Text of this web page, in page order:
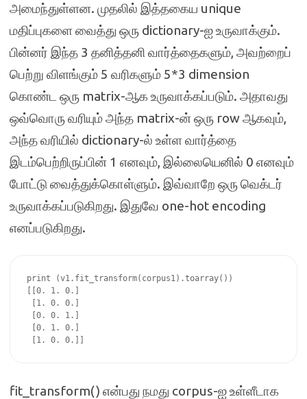
அமைந்துள்ளன. முதலில் இத்தகைய unique
மதிப்புகளை வைத்து ஒரு dictionary-ஐ உருவாக்கும்.
பின்னர் இந்த 3 தனித்தனி வார்த்தைகளும், அவற்றைப்
பெற்று விளங்கும் 5 வரிகளும் 5*3 dimension
கொண்ட ஒரு matrix-ஆக உருவாக்கப்படும். அதாவது
ஒவ்வொரு வரியும் அந்த matrix-ன் ஒரு row ஆகவும்,
அந்த வரியில் dictionary-ல் உள்ள வார்த்தை
இடம்பெற்றிருப்பின் 1 எனவும், இல்லையெனில் 0 எனவும்
போட்டு வைத்துக்கொள்ளும். இவ்வாறே ஒரு வெக்டர்
உருவாக்கப்படுகிறது. இதுவே one-hot encoding
எனப்படுகிறது.
print (v1.fit_transform(corpus1).toarray())
[[0. 1. 0.]
[1. 0. 0.]
[0. 0. 1.]
[0. 1. 0.]
fit_transform() என்பது நமது corpus-ஐ உள்ளீடாக